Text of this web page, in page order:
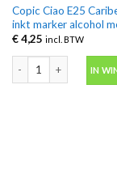
Copic Ciao E25
inkt marker alcohol
€4,25 incl. BTW
Copic Ciao E25
IN